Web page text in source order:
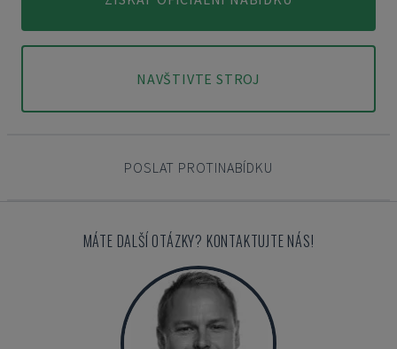
NAVŠTIVTE STROJ
POSLAT PROTINABÍDKU
MÁTE DALŠÍ OTÁZKY? KONTAKTUJTE NÁS!